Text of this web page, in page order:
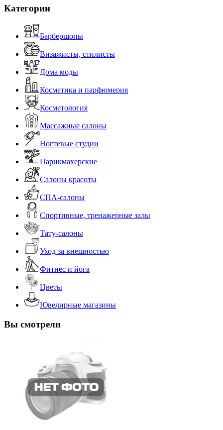
Категории
Барбершопы
Визажисты, стилисты
Дома моды
Косметика и парфюмерия
Косметология
Массажные салоны
Ногтевые студии
Парикмахерские
Салоны красоты
СПА-салоны
Спортивные, тренажерные залы
Тату-салоны
Уход за внешностью
Фитнес и йога
Цветы
Ювелирные магазины
Вы смотрели